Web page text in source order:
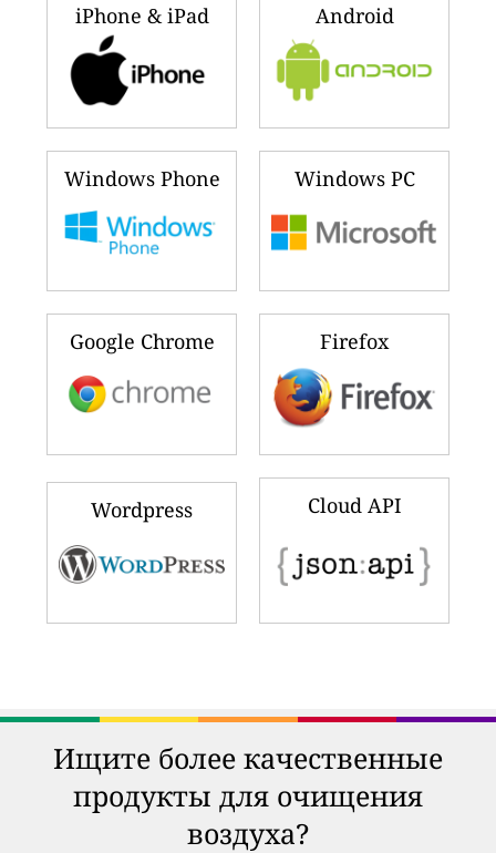
iPhone & iPad Android
Windows Phone Windows PC
Google Chrome Firefox
Wordpress Cloud API
Ищите более качественные
продукты для очищения
воздуха?